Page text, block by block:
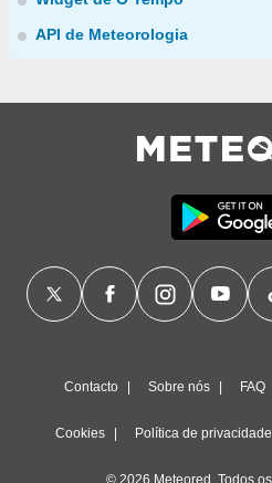
API de Meteorologia
Contacto Sobre nós FAQ
Cookies Política de privacidade
© 2026 Meteored. Todos